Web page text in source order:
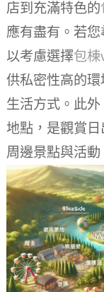
店到充滿特色的
應有盡有。若您
以考慮選擇包棟
供私密性高的
生活方式。此外
地點，是觀賞日
周邊景點與活動